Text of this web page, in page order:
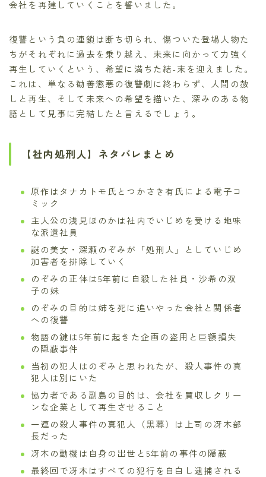
会社を再建していくことを誓いました。
復讐という負の連鎖は断ち切られ、傷ついた登場人物た
ちがそれぞれに過去を乗り越え、未来に向かって力強く
再生していくという、希望に満ちた結-末を迎えました。
これは、単なる勧善懲悪の復讐劇に終わらず、人間の赦
しと再生、そして未来への希望を描いた、深みのある物
語として見事に完結したと言えるでしょう。
【社内処刑人】ネタバレまとめ
原作はタナカトモ氏とつかさき有氏による電子コ
ミック
主人公の浅見ほのかは社内でいじめを受ける地味
な派遣社員
謎の美女・深瀬のぞみが「処刑人」としていじめ
加害者を排除していく
のぞみの正体は5年前に自殺した社員・沙希の双
子の妹
のぞみの目的は姉を死に追いやった会社と関係者
への復讐
物語の鍵は5年前に起きた企画の盗用と巨額損失
の隠蔽事件
当初の犯人はのぞみと思われたが、殺人事件の真
犯人は別にいた
協力者である副島の目的は、会社を買収しクリー
ンな企業として再生させること
一連の殺人事件の真犯人（黒幕）は上司の冴木部
長だった
冴木の動機は自身の出世と5年前の事件の隠蔽
最終回で冴木はすべての犯行を自白し逮捕される